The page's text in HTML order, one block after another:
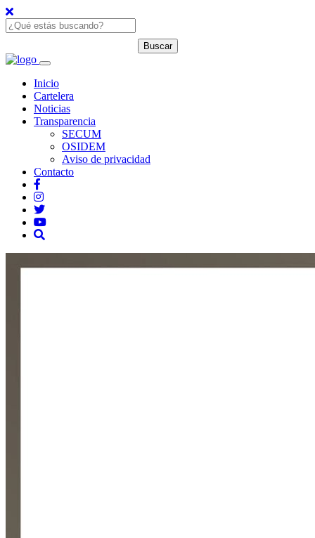
Inicio
Cartelera
Noticias
Transparencia
SECUM
OSIDEM
Aviso de privacidad
Contacto